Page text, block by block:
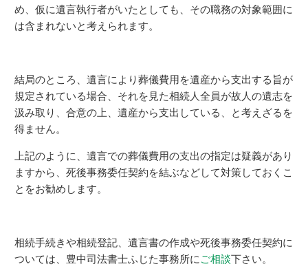
め、仮に遺言執行者がいたとしても、その職務の対象範囲に
は含まれないと考えられます。
結局のところ、遺言により葬儀費用を遺産から支出する旨が
規定されている場合、それを見た相続人全員が故人の遺志を
汲み取り、合意の上、遺産から支出している、と考えざるを
得ません。
上記のように、遺言での葬儀費用の支出の指定は疑義があり
ますから、死後事務委任契約を結ぶなどして対策しておくこ
とをお勧めします。
相続手続きや相続登記、遺言書の作成や死後事務委任契約に
ついては、豊中司法書士ふじた事務所に ご相談下さい。